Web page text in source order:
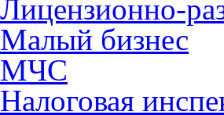
Лицензионно-
Малый бизнес
МЧС
Налоговая